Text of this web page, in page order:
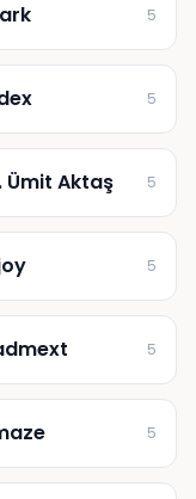
5
5
Ümit Aktaş 5
5
5
5